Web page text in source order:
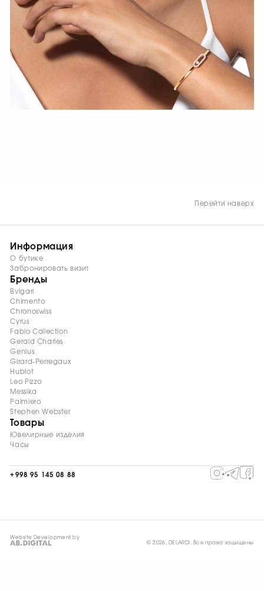
Перейти наверх
Информация
О бутике
Забронировать визит
Бренды
Bvlgari
Chimento
Chronoswiss
Cyrus
Fabio Collection
Gerald Charles
Genius
Girard-Perregaux
Hublot
Leo Pizzo
Messika
Palmiero
Stephen Webster
Товары
Ювелирные изделия
Часы
+998 95 145 08 88
Website Development by
© 2026, DELARDI. Все права защищены